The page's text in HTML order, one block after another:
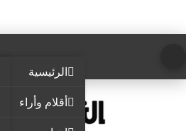
الرئيسية
أقلام وأراء